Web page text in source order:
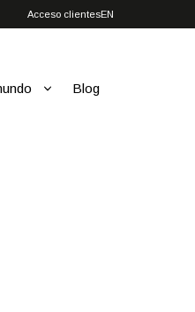
Acceso clientesEN
Blog